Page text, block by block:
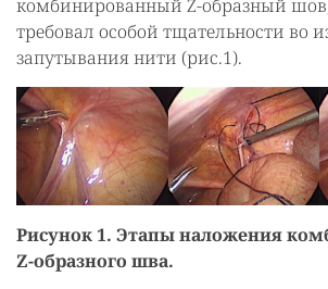
комбинированный Z-образный
требовал особой тщательности во
запутывания нити (рис.1).
Рисунок 1. Этапы наложения
Z-образного шва.